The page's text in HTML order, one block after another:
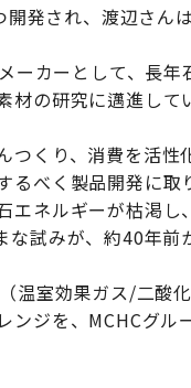
発され、渡辺さん
ーカーとして、長
の研究に邁進して
つくり、消費を活
るべく製品開発に
エネルギーが枯渇
な試みが、約40年
温室効果ガス/二酸
ンジを、MCHCグ